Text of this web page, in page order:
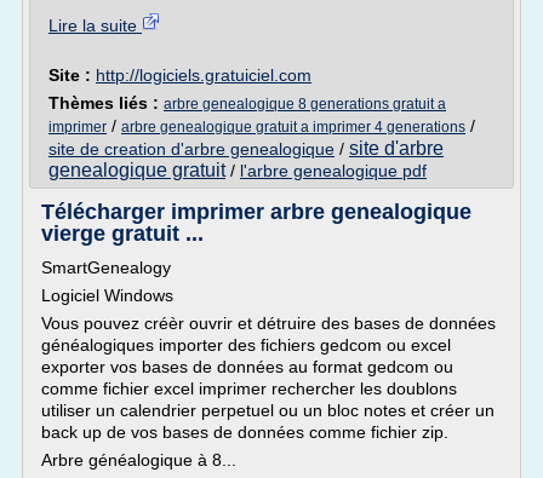
Lire la suite
Site : http://logiciels.gratuiciel.com
Thèmes liés : arbre genealogique 8 generations gratuit a
imprimer / arbre genealogique gratuit a imprimer 4 generations /
site de creation d'arbre genealogique / site d'arbre
genealogique gratuit/ l'arbre genealogique pdf
Télécharger imprimer arbre genealogique
vierge gratuit ...
SmartGenealogy
Logiciel Windows
Vous pouvez créèr ouvrir et détruire des bases de données
généalogiques importer des fichiers gedcom ou excel
exporter vos bases de données au format gedcom ou
comme fichier excel imprimer rechercher les doublons
utiliser un calendrier perpetuel ou un bloc notes et créer un
back up de vos bases de données comme fichier zip.
Arbre généalogique à 8...